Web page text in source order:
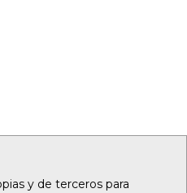
y de terceros para